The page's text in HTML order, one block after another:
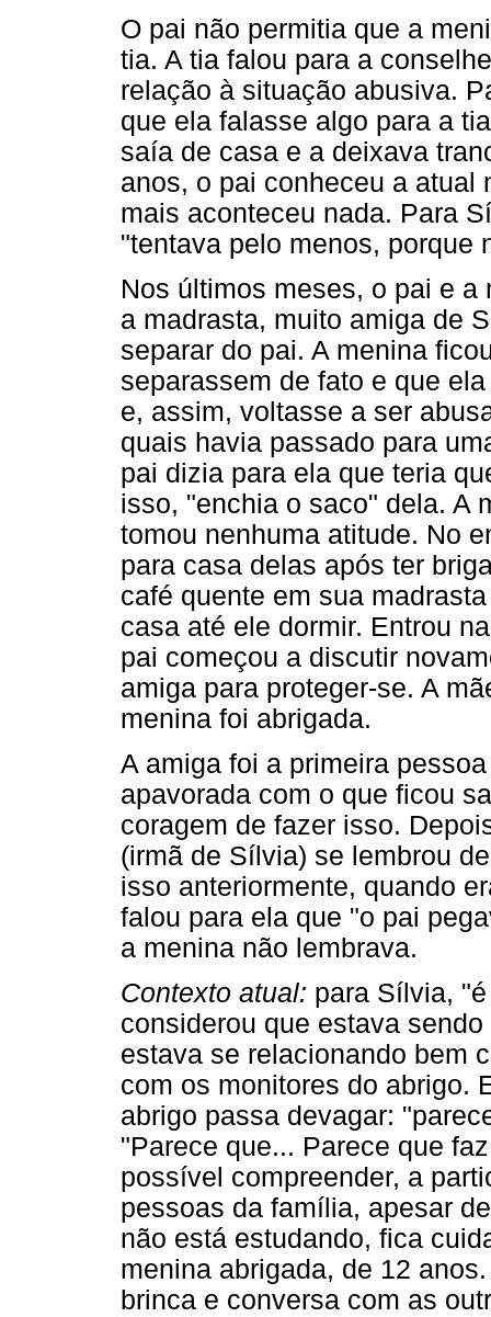
O pai não permitia que a
tia. A tia falou para a
relação à situação abusiva.
que ela falasse algo para a
saía de casa e a deixava
anos, o pai conheceu a atual
mais aconteceu nada. Para
"tentava pelo menos, porque
Nos últimos meses, o pai e
a madrasta, muito amiga de
separar do pai. A menina
separassem de fato e que
e, assim, voltasse a ser
quais havia passado para
pai dizia para ela que teria
isso, "enchia o saco" dela. A
tomou nenhuma atitude. No
para casa delas após ter
café quente em sua
casa até ele dormir. Entrou
pai começou a discutir
amiga para proteger-se. A
menina foi abrigada.
A amiga foi a primeira
apavorada com o que ficou
coragem de fazer isso.
(irmã de Sílvia) se lembrou
isso anteriormente, quando
falou para ela que "o pai
a menina não lembrava.
Contexto atual: para Sílvia,
considerou que estava
estava se relacionando bem
com os monitores do abrigo.
abrigo passa devagar:
"Parece que... Parece que
possível compreender, a
pessoas da família, apesar
não está estudando, fica
menina abrigada, de 12
brinca e conversa com as